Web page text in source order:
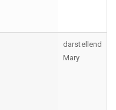
darstellend
Mary